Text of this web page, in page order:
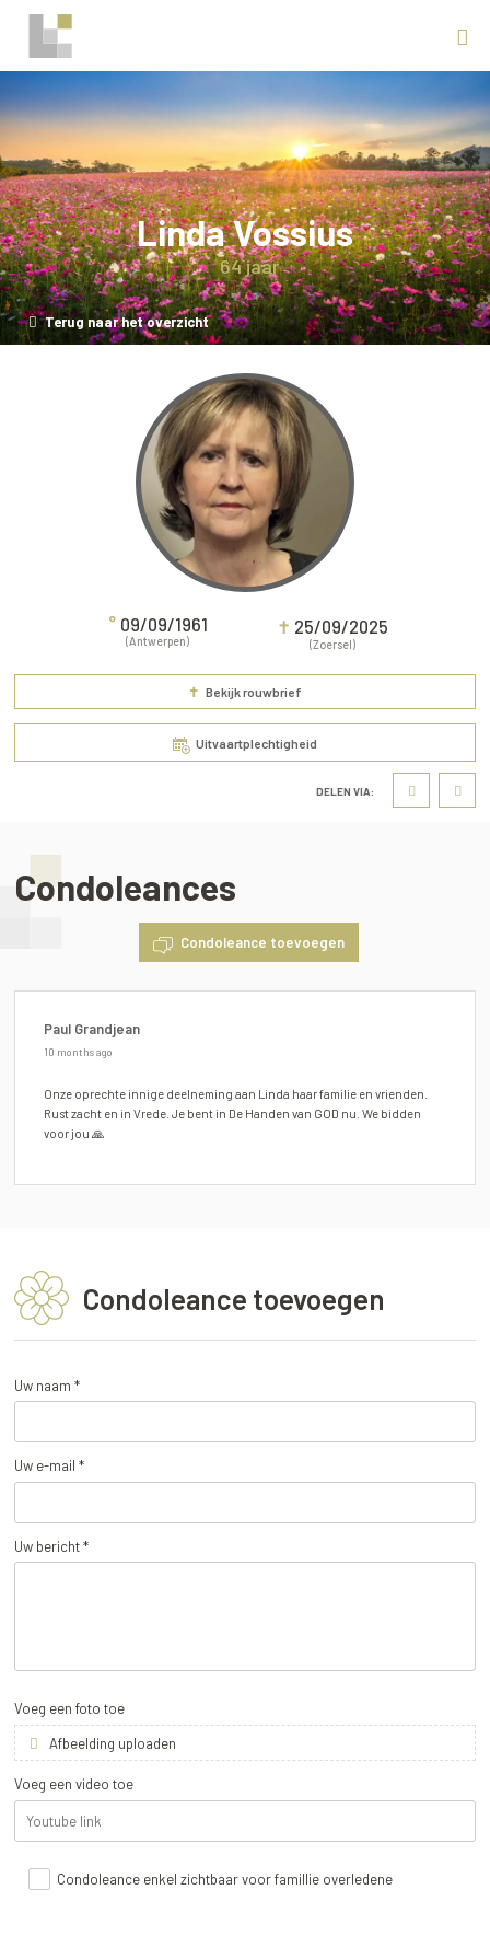
Linda Vossius
64 jaar
Terug naar het overzicht
° 09/09/1961
(Antwerpen)
✝ 25/09/2025
(Zoersel)
DELEN VIA:
✝ Bekijk rouwbrief
Uitvaartplechtigheid
Condoleances
Condoleance toevoegen
Paul Grandjean
10 months ago
Onze oprechte innige deelneming aan Linda haar familie en vrienden.
Rust zacht en in Vrede. Je bent in De Handen van GOD nu. We bidden
voor jou 🙏
Condoleance toevoegen
Uw naam *
Uw e-mail *
Uw bericht *
Voeg een foto toe
Afbeelding uploaden
Voeg een video toe
Condoleance enkel zichtbaar voor famillie overledene